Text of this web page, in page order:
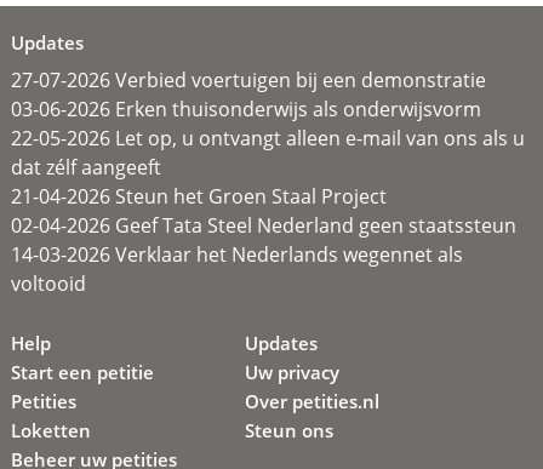
Updates
27-07-2026 Verbied voertuigen bij een demonstratie
03-06-2026 Erken thuisonderwijs als onderwijsvorm
22-05-2026 Let op, u ontvangt alleen e-mail van ons als u
dat zélf aangeeft
21-04-2026 Steun het Groen Staal Project
02-04-2026 Geef Tata Steel Nederland geen staatssteun
14-03-2026 Verklaar het Nederlands wegennet als
voltooid
Help
Start een petitie
Petities
Loketten
Beheer uw petities
Updates
Uw privacy
Over petities.nl
Steun ons